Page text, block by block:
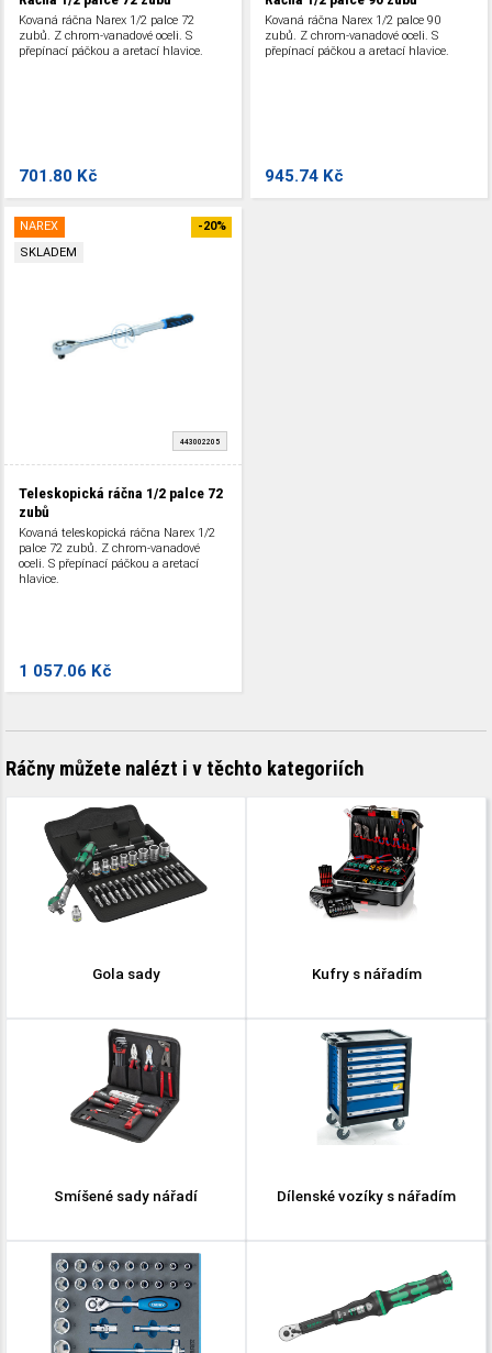
Kovaná ráčna Narex 1/2 palce 72
zubů. Z chrom-vanadové oceli. S
přepínací páčkou a aretací hlavice.
701.80 Kč
Kovaná ráčna Narex 1/2 palce 90
zubů. Z chrom-vanadové oceli. S
přepínací páčkou a aretací hlavice.
945.74 Kč
NAREX
SKLADEM
-20%
443002205
Teleskopická ráčna 1/2 palce 72
zubů
Kovaná teleskopická ráčna Narex 1/2
palce 72 zubů. Z chrom-vanadové
oceli. S přepínací páčkou a aretací
hlavice.
1 057.06 Kč
Ráčny můžete nalézt i v těchto kategoriích
Gola sady Kufry s nářadím
Smíšené sady nářadí Dílenské vozíky s nářadím